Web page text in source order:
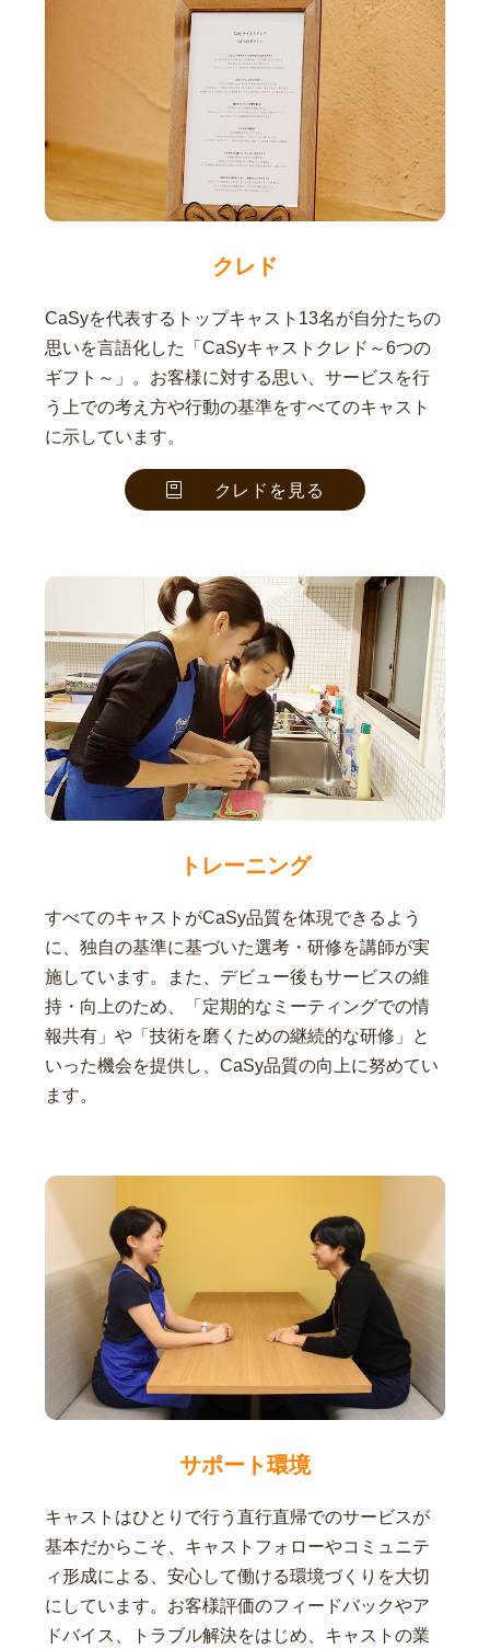
クレド
CaSyを代表するトップキャスト13名が自分たちの
思いを言語化した「CaSyキャストクレド～6つの
ギフト～」。お客様に対する思い、サービスを行
う上での考え方や行動の基準をすべてのキャスト
に示しています。
クレドを見る
トレーニング
すべてのキャストがCaSy品質を体現できるよう
に、独自の基準に基づいた選考・研修を講師が実
施しています。また、デビュー後もサービスの維
持・向上のため、「定期的なミーティングでの情
報共有」や「技術を磨くための継続的な研修」と
いった機会を提供し、CaSy品質の向上に努めてい
ます。
サポート環境
キャストはひとりで行う直行直帰でのサービスが
基本だからこそ、キャストフォローやコミュニテ
ィ形成による、安心して働ける環境づくりを大切
にしています。お客様評価のフィードバックやア
ドバイス、トラブル解決をはじめ、キャストの業